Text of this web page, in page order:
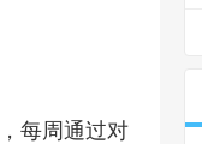
每周通过对